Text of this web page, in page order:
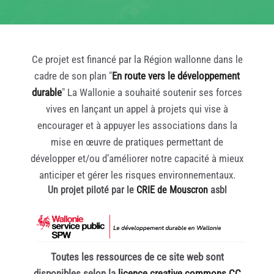
Ce projet est financé par la Région wallonne dans le
cadre de son plan "En route vers le développement
durable" La Wallonie a souhaité soutenir ses forces
vives en lançant un appel à projets qui vise à
encourager et à appuyer les associations dans la
mise en œuvre de pratiques permettant de
développer et/ou d’améliorer notre capacité à mieux
anticiper et gérer les risques environnementaux.
Un projet piloté par le CRIE de Mouscronasbl
Toutes les ressources de ce site web sont